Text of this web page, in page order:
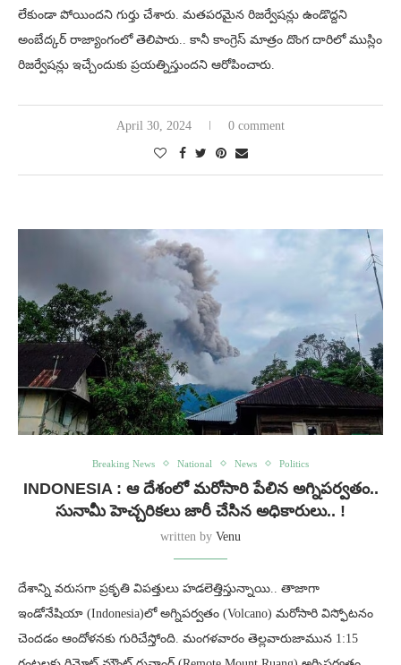
లేకుండా పోయిందని గుర్తు చేశారు. మతపరమైన రిజర్వేషన్లు ఉండొద్దని
అంబేద్కర్ రాజ్యాంగంలో తెలిపారు.. కానీ కాంగ్రెస్ మాత్రం దొంగ దారిలో ముస్లిం
రిజర్వేషన్లు ఇచ్చేందుకు ప్రయత్నిస్తుందని ఆరోపించారు.
April 30, 2024 0 comment
Breaking News National News Politics
INDONESIA : ఆ దేశంలో మరోసారి పేలిన అగ్నిపర్వతం..
సునామీ హెచ్చరికలు జారీ చేసిన అధికారులు.. !
written by Venu
దేశాన్ని వరుసగా ప్రకృతి విపత్తులు హడలెత్తిస్తున్నాయి.. తాజాగా
ఇండోనేషియా (Indonesia)లో అగ్నిపర్వతం (Volcano) మరోసారి విస్ఫోటనం
చెందడం ఆందోళనకు గురిచేస్తోంది. మంగళవారం తెల్లవారుజామున 1:15